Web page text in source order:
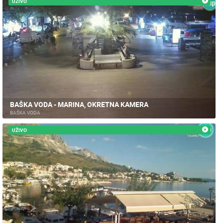
BAŠKA VODA - MARINA, OKRETNA KAMERA
BAŠKA VODA
UŽIVO